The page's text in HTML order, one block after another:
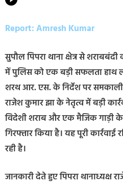
Report: Amresh Kumar
सुपौल पिपरा थाना क्षेत्र से
में पुलिस को एक बड़ी सफलता हाथ
शरथ आर. एस. के निर्देश पर
राजेश कुमार झा के नेतृत्व में बड़ी
विदेशी शराब और एक मैजिक गाड़ी
गिरफ्तार किया है। यह पूरी
रही है।
जानकारी देते हुए पिपरा थानाध्यक्ष